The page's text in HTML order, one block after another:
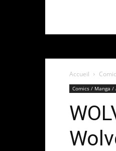
Accueil
Comics / Manga /